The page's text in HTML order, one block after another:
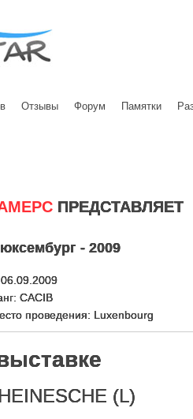
Отзывы Форум Памятки
ПРЕДСТАВЛЯЕТ
- 2009
06.09.2009
CACIB
проведения: Luxenbourg
(L)